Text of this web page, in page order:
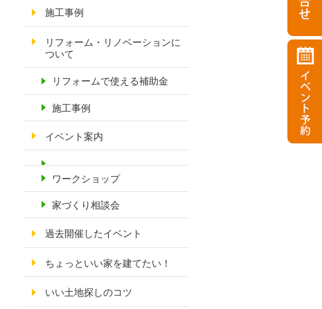
施工事例
リフォーム・リノベーションに
ついて
リフォームで使える補助金
施工事例
イベント案内
ワークショップ
家づくり相談会
過去開催したイベント
ちょっといい家を建てたい！
いい土地探しのコツ